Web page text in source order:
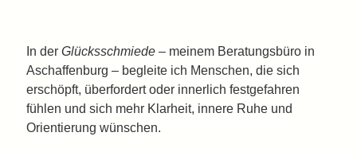
In der Glücksschmiede – meinem Beratungsbüro in
Aschaffenburg – begleite ich Menschen, die sich
erschöpft, überfordert oder innerlich festgefahren
fühlen und sich mehr Klarheit, innere Ruhe und
Orientierung wünschen.